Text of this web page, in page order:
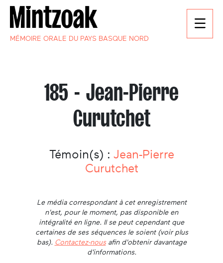
MÉMOIRE ORALE DU PAYS BASQUE NORD
185 - Jean-Pierre
Curutchet
Témoin(s) : Jean-Pierre
Curutchet
Le média correspondant à cet enregistrement
n'est, pour le moment, pas disponible en
intégralité en ligne. Il se peut cependant que
certaines de ses séquences le soient (voir plus
bas). Contactez-nousafin d'obtenir davantage
d'informations.